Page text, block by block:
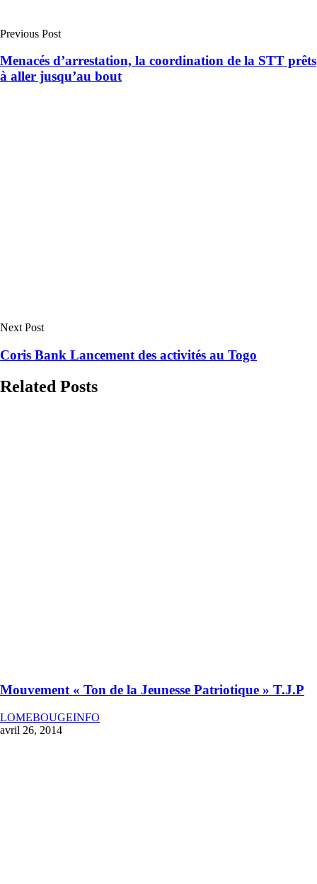
Previous Post
Menacés d’arrestation, la coordination de la STT prêts
à aller jusqu’au bout
Next Post
Coris Bank Lancement des activités au Togo
Related Posts
Mouvement « Ton de la Jeunesse Patriotique » T.J.P
LOMEBOUGEINFO
avril 26, 2014